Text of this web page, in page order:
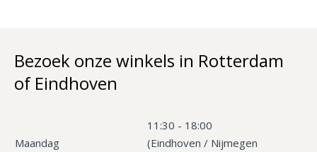
Bezoek onze winkels in Rotterdam
of Eindhoven
Maandag
11:30 - 18:00
(Eindhoven / Nijmegen